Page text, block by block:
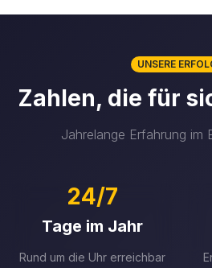
UNSERE
Zahlen, die für
Jahrelange Erfahrung im
24/7
Tage im Jahr
Rund um die Uhr erreichbar